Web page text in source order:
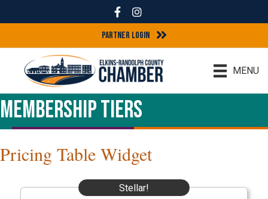
FacebookInstagram
Partner Login
MENU
Membership Tiers
Pricing Table Widget
Stellar!